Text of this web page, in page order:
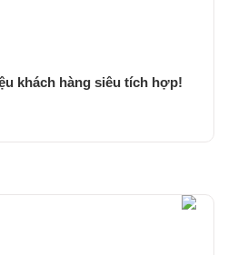
khách hàng siêu tích hợp!